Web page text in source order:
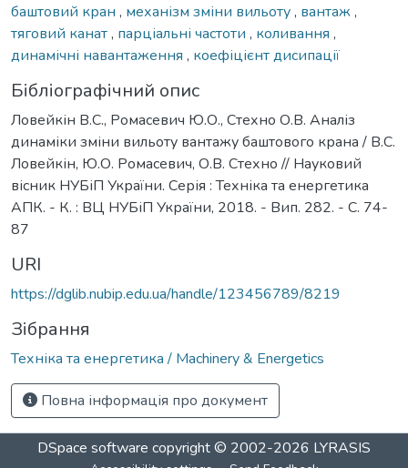
баштовий кран , механізм зміни вильоту, вантаж,
тяговий канат, парціальні частоти , коливання ,
динамічні навантаження , коефіцієнт дисипації
Бібліографічний опис
Ловейкін В.С., Ромасевич Ю.О., Стехно О.В. Аналіз
динаміки зміни вильоту вантажу баштового крана / В.С.
Ловейкін, Ю.О. Ромасевич, О.В. Стехно // Науковий
вісник НУБіП України. Серія : Техніка та енергетика
АПК. - К. : ВЦ НУБіП України, 2018. - Вип. 282. - С. 74-
87
URI
https://dglib.nubip.edu.ua/handle/123456789/8219
Зібрання
Техніка та енергетика / Machinery & Energetics
Повна інформація про документ
DSpace software copyright © 2002-2026 LYRASIS